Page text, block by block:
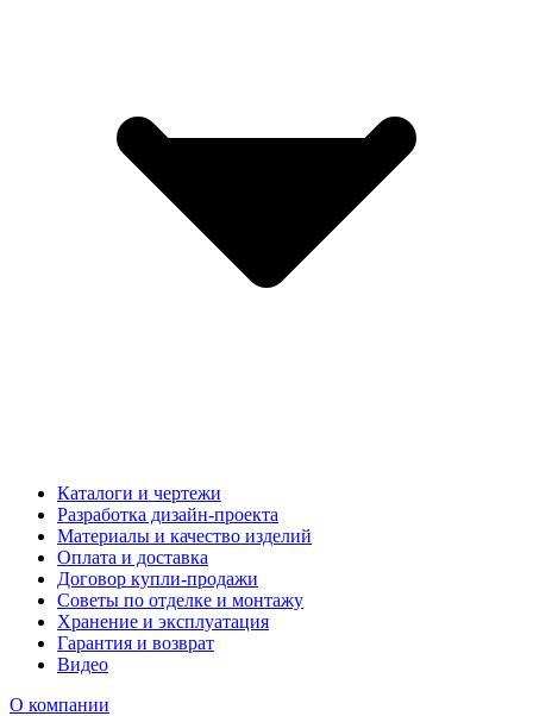
Каталоги и чертежи
Разработка дизайн-проекта
Материалы и качество изделий
Оплата и доставка
Договор купли-продажи
Советы по отделке и монтажу
Хранение и эксплуатация
Гарантия и возврат
Видео
О компании